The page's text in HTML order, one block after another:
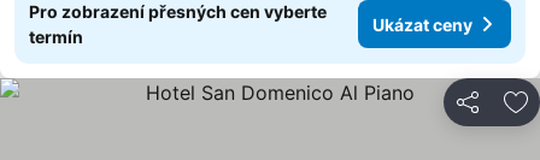
Pro zobrazení přesných cen vyberte
termín
Ukázat ceny
Sdílet